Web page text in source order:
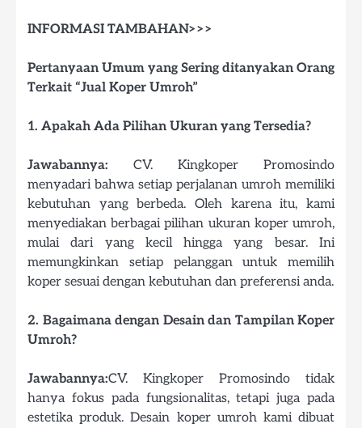
INFORMASI TAMBAHAN>>>
Pertanyaan Umum yang Sering ditanyakan Orang
Terkait “Jual Koper Umroh”
1. Apakah Ada Pilihan Ukuran yang Tersedia?
Jawabannya: CV. Kingkoper Promosindo
menyadari bahwa setiap perjalanan umroh memiliki
kebutuhan yang berbeda. Oleh karena itu, kami
menyediakan berbagai pilihan ukuran koper umroh,
mulai dari yang kecil hingga yang besar. Ini
memungkinkan setiap pelanggan untuk memilih
koper sesuai dengan kebutuhan dan preferensi anda.
2. Bagaimana dengan Desain dan Tampilan Koper
Umroh?
Jawabannya:CV. Kingkoper Promosindo tidak
hanya fokus pada fungsionalitas, tetapi juga pada
estetika produk. Desain koper umroh kami dibuat